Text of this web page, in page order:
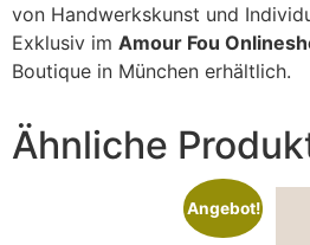
von Handwerkskunst und
Exklusiv im Amour Fou
Boutique in München erhältlich.
Ähnliche
Angebot!